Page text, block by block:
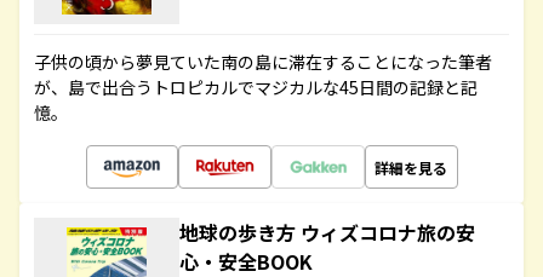
子供の頃から夢見ていた南の島に滞在することになった筆者
が、島で出合うトロピカルでマジカルな45日間の記録と記
憶。
詳細を見る
地球の歩き方 ウィズコロナ旅の安
心・安全BOOK